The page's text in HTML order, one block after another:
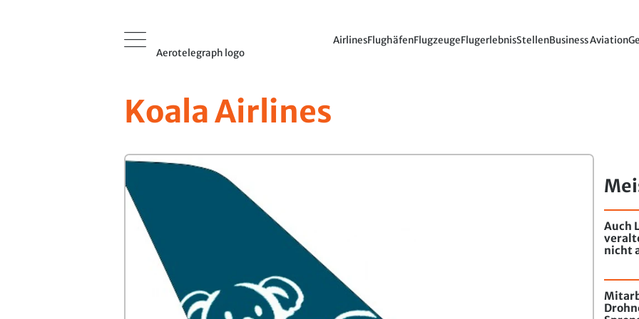
Aerotelegraph logo
AirlinesFlughäfenFlugzeugeFlugerlebnisStellenBusiness Aviation
Koala Airlines
Auch
nicht